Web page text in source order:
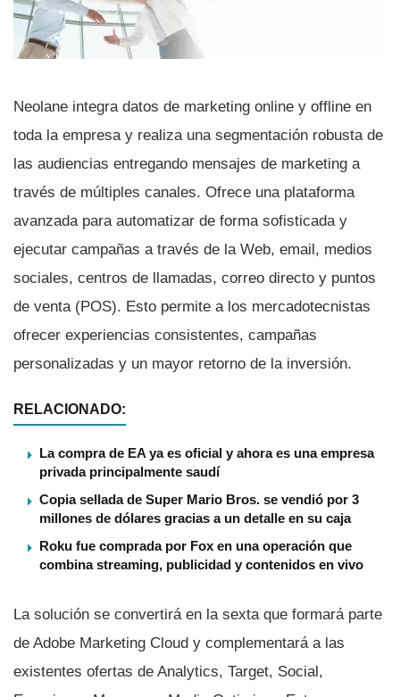
Neolane integra datos de marketing online y offline en
toda la empresa y realiza una segmentación robusta de
las audiencias entregando mensajes de marketing a
través de múltiples canales. Ofrece una plataforma
avanzada para automatizar de forma sofisticada y
ejecutar campañas a través de la Web, email, medios
sociales, centros de llamadas, correo directo y puntos
de venta (POS). Esto permite a los mercadotecnistas
ofrecer experiencias consistentes, campañas
personalizadas y un mayor retorno de la inversión.
RELACIONADO:
La compra de EA ya es oficial y ahora es una empresa
privada principalmente saudí
Copia sellada de Super Mario Bros. se vendió por 3
millones de dólares gracias a un detalle en su caja
Roku fue comprada por Fox en una operación que
combina streaming, publicidad y contenidos en vivo
La solución se convertirá en la sexta que formará parte
de Adobe Marketing Cloud y complementará a las
existentes ofertas de Analytics, Target, Social,